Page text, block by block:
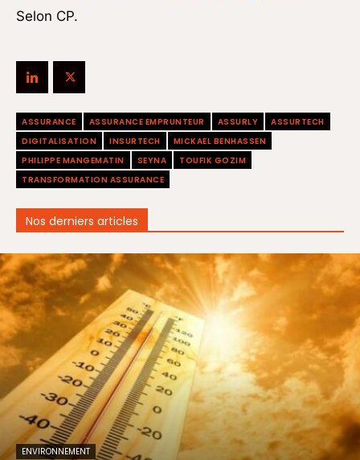
Selon CP.
ASSURANCE ASSURANCE EMPRUNTEUR ASSURLY
ASSURTECH
DIGITALISATION
INSURTECH
MICKAEL BENHASSEN
PHILIPPE MANGEMATIN
SEYNA
TOUFIK GOZIM
TRANSFORMATION ASSURANCE
Nos derniers articles
ENVIRONNEMENT